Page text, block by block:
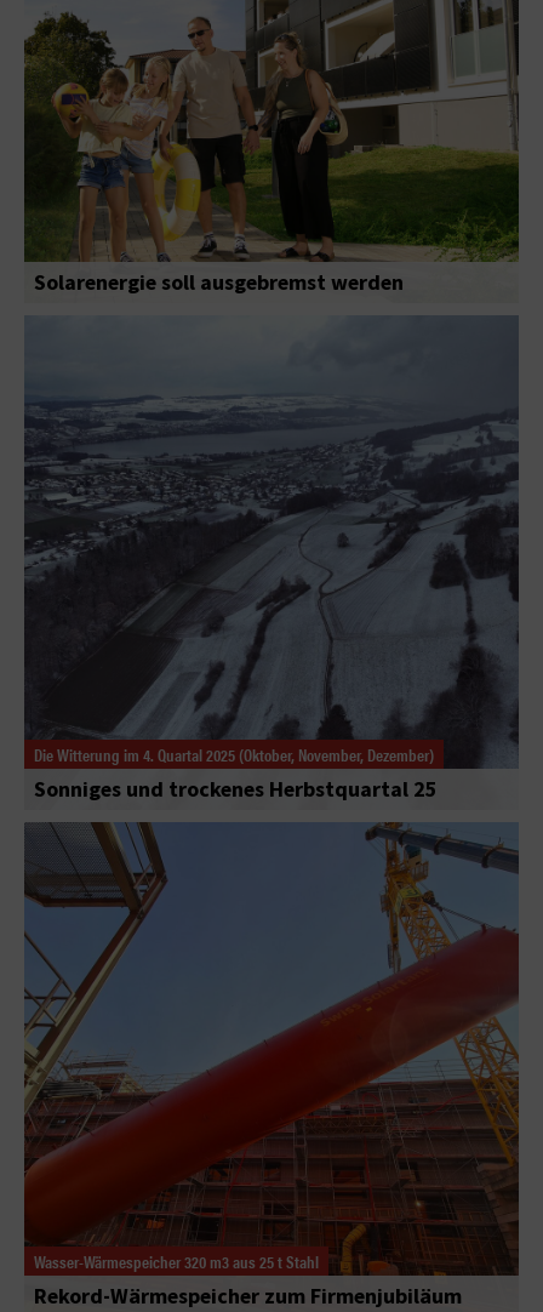
Solarenergie soll ausgebremst werden
Die Witterung im 4. Quartal 2025 (Oktober, November, Dezember)
Sonniges und trockenes Herbstquartal 25
Wasser-Wärmespeicher 320 m3 aus 25 t Stahl
Rekord-Wärmespeicher zum Firmenjubiläum